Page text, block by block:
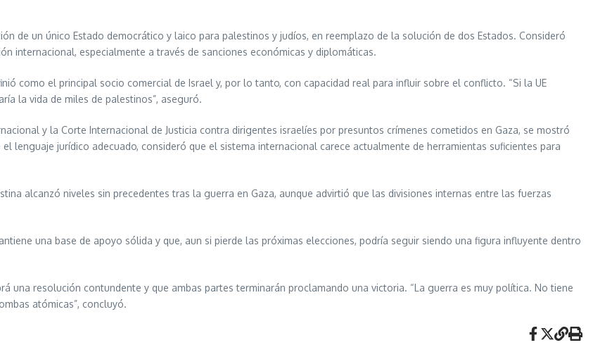
de un único Estado democrático y laico para palestinos y judíos, en reemplazo de la solución de dos Estados. Consideró
internacional, especialmente a través de sanciones económicas y diplomáticas.
como el principal socio comercial de Israel y, por lo tanto, con capacidad real para influir sobre el conflicto. “Si la UE
la vida de miles de palestinos”, aseguró.
y la Corte Internacional de Justicia contra dirigentes israelíes por presuntos crímenes cometidos en Gaza, se mostró
lenguaje jurídico adecuado, consideró que el sistema internacional carece actualmente de herramientas suficientes para
alcanzó niveles sin precedentes tras la guerra en Gaza, aunque advirtió que las divisiones internas entre las fuerzas
una base de apoyo sólida y que, aun si pierde las próximas elecciones, podría seguir siendo una figura influyente dentro
una resolución contundente y que ambas partes terminarán proclamando una victoria. “La guerra es muy política. No tiene
atómicas”, concluyó.